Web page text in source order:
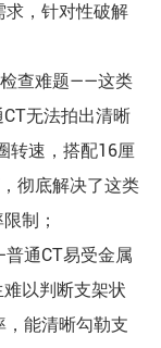
求，针对性破解
检查难题——这类
无法拍出清晰
转速，搭配16厘
彻底解决了这类
制；
通CT易受金属
以判断支架状
，能清晰勾勒支